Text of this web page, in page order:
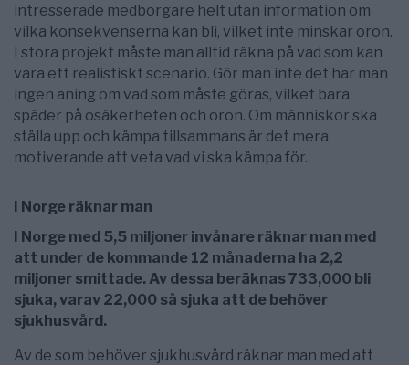
intresserade medborgare helt utan information om
vilka konsekvenserna kan bli, vilket inte minskar oron.
I stora projekt måste man alltid räkna på vad som kan
vara ett realistiskt scenario. Gör man inte det har man
ingen aning om vad som måste göras, vilket bara
späder på osäkerheten och oron. Om människor ska
ställa upp och kämpa tillsammans är det mera
motiverande att veta vad vi ska kämpa för.
I Norge räknar man
I Norge med 5,5 miljoner invånare räknar man med
att under de kommande 12 månaderna ha 2,2
miljoner smittade. Av dessa beräknas 733,000 bli
sjuka, varav 22,000 så sjuka att de behöver
sjukhusvård.
Av de som behöver sjukhusvård räknar man med att